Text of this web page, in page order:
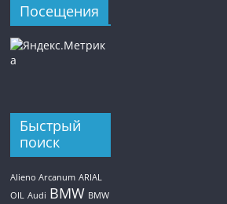
Посещения
Быстрый
поиск
Alieno Arcanum ARIAL
OIL Audi BMW BMW